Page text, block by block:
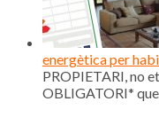
energètica per
PROPIETARI, no
OBLIGATORI*